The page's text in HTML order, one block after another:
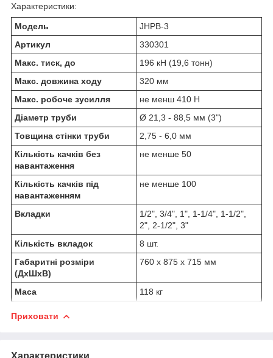
Характеристики:
Модель
JHPB-3
Артикул
330301
Макс. тиск, до
196 кН (19,6 тонн)
Макс. довжина ходу
320 мм
Макс. робоче зусилля
не менш 410 Н
Діаметр труби
Ø 21,3 - 88,5 мм (3")
Товщина стінки труби
2,75 - 6,0 мм
Кількість качків без
навантаження
не менше 50
Кількість качків під
навантаженням
не менше 100
Вкладки
1/2", 3/4", 1", 1-1/4", 1-1/2",
2", 2-1/2", 3"
Кількість вкладок
8 шт.
Габаритні розміри
(ДхШхВ)
760 х 875 х 715 мм
Маса 118 кг
Приховати
Характеристики